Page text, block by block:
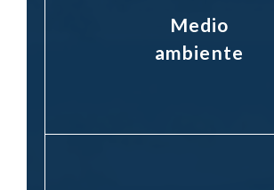
Medio
ambiente